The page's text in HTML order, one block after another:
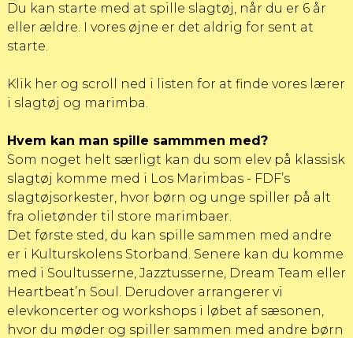
Du kan starte med at spille slagtøj, når du er 6 år
eller ældre. I vores øjne er det aldrig for sent at
starte.
Klik her og scroll ned i listen for at finde vores lærer
i slagtøj og marimba.
Hvem kan man spille sammmen med?
Som noget helt særligt kan du som elev på klassisk
slagtøj komme med i Los Marimbas - FDF’s
slagtøjsorkester, hvor børn og unge spiller på alt
fra olietønder til store marimbaer.
Det første sted, du kan spille sammen med andre
er i Kulturskolens Storband. Senere kan du komme
med i Soultusserne, Jazztusserne, Dream Team eller
Heartbeat’n Soul. Derudover arrangerer vi
elevkoncerter og workshops i løbet af sæsonen,
hvor du møder og spiller sammen med andre børn